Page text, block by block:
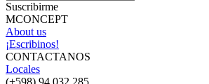
Suscribirme
MCONCEPT
About us
¡Escribinos!
CONTACTANOS
Locales
(+598) 94 032 285